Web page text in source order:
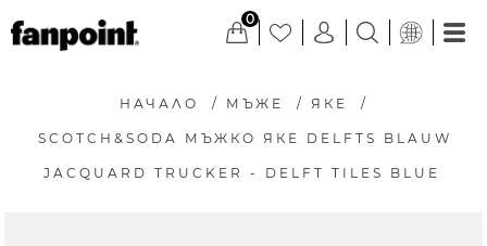
0
НАЧАЛО / МЪЖЕ / ЯКЕ /
SCOTCH&SODA МЪЖКО ЯКЕ DELFTS BLAUW
JACQUARD TRUCKER - DELFT TILES BLUE